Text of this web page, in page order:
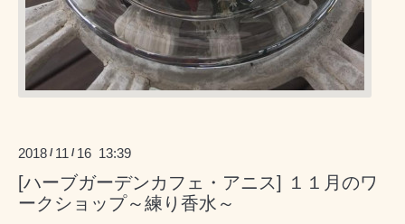
2018 / 11 / 16 13:39
[ハーブガーデンカフェ・アニス] １１月のワ
ークショップ～練り香水～